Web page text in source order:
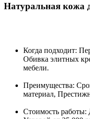
Натуральная кожа
Когда подходит:
Обивка элитных
мебели.
Преимущества:
материал,
Стоимость работы: